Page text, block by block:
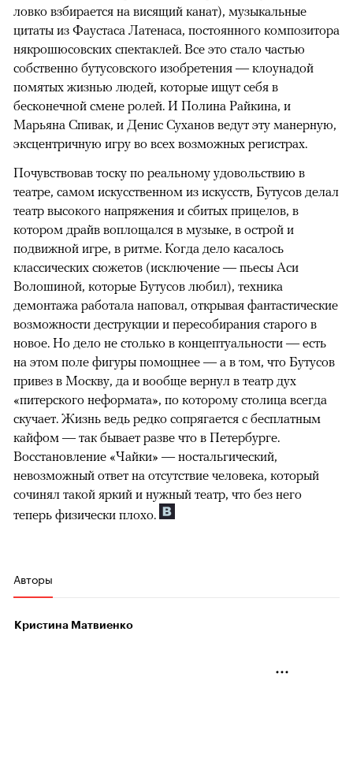
ловко взбирается на висящий канат), музыкальные
цитаты из Фаустаса Латенаса, постоянного композитора
някрошюсовских спектаклей. Все это стало частью
собственно бутусовского изобретения — клоунадой
помятых жизнью людей, которые ищут себя в
бесконечной смене ролей. И Полина Райкина, и
Марьяна Спивак, и Денис Суханов ведут эту манерную,
эксцентричную игру во всех возможных регистрах.
Почувствовав тоску по реальному удовольствию в
театре, самом искусственном из искусств, Бутусов делал
театр высокого напряжения и сбитых прицелов, в
котором драйв воплощался в музыке, в острой и
подвижной игре, в ритме. Когда дело касалось
классических сюжетов (исключение — пьесы Аси
Волошиной, которые Бутусов любил), техника
демонтажа работала наповал, открывая фантастические
возможности деструкции и пересобирания старого в
новое. Но дело не столько в концептуальности — есть
на этом поле фигуры помощнее — а в том, что Бутусов
привез в Москву, да и вообще вернул в театр дух
«питерского неформата», по которому столица всегда
скучает. Жизнь ведь редко сопрягается с бесплатным
кайфом — так бывает разве что в Петербурге.
Восстановление «Чайки» — ностальгический,
невозможный ответ на отсутствие человека, который
сочинял такой яркий и нужный театр, что без него
теперь физически плохо.
Авторы
Кристина Матвиенко